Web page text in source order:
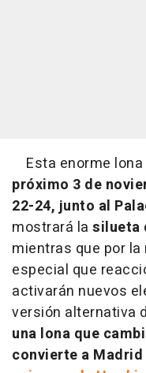
Esta enorme
próximo 3 de
22-24, junto al
mostrará la silueta
mientras que por
especial que
activarán nuevos
versión alternativa
una lona que
convierte a